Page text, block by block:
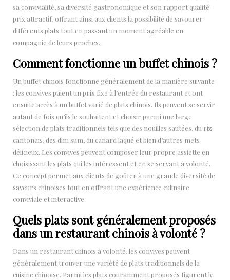
sa convivialité, sa diversité gastronomique et son rapport qualité-
prix attractif, offrant ainsi aux clients la possibilité de savourer
différents plats tout en passant un moment agréable en
compagnie de leurs proches.
Comment fonctionne un buffet chinois ?
Un buffet chinois fonctionne généralement de la manière suivante
: les convives paient un prix fixe à l’entrée du restaurant et ont
ensuite accès à un buffet varié de plats chinois. Ils peuvent se servir
autant de fois qu’ils le souhaitent et choisir parmi une large
sélection de plats traditionnels tels que des nouilles sautées, du riz
cantonais, des dim sum, du canard laqué et bien d’autres mets
délicieux. Les convives peuvent composer leur propre assiette en
choisissant les plats qui les intéressent et en se servant à volonté.
Ce concept permet aux clients de goûter à une grande diversité de
saveurs chinoises tout en offrant une expérience culinaire
conviviale et interactive.
Quels plats sont généralement proposés
dans un restaurant chinois à volonté ?
Dans un restaurant chinois à volonté, les convives peuvent
généralement trouver une variété de plats traditionnels de la
cuisine chinoise. Parmi les plats couramment proposés figurent le